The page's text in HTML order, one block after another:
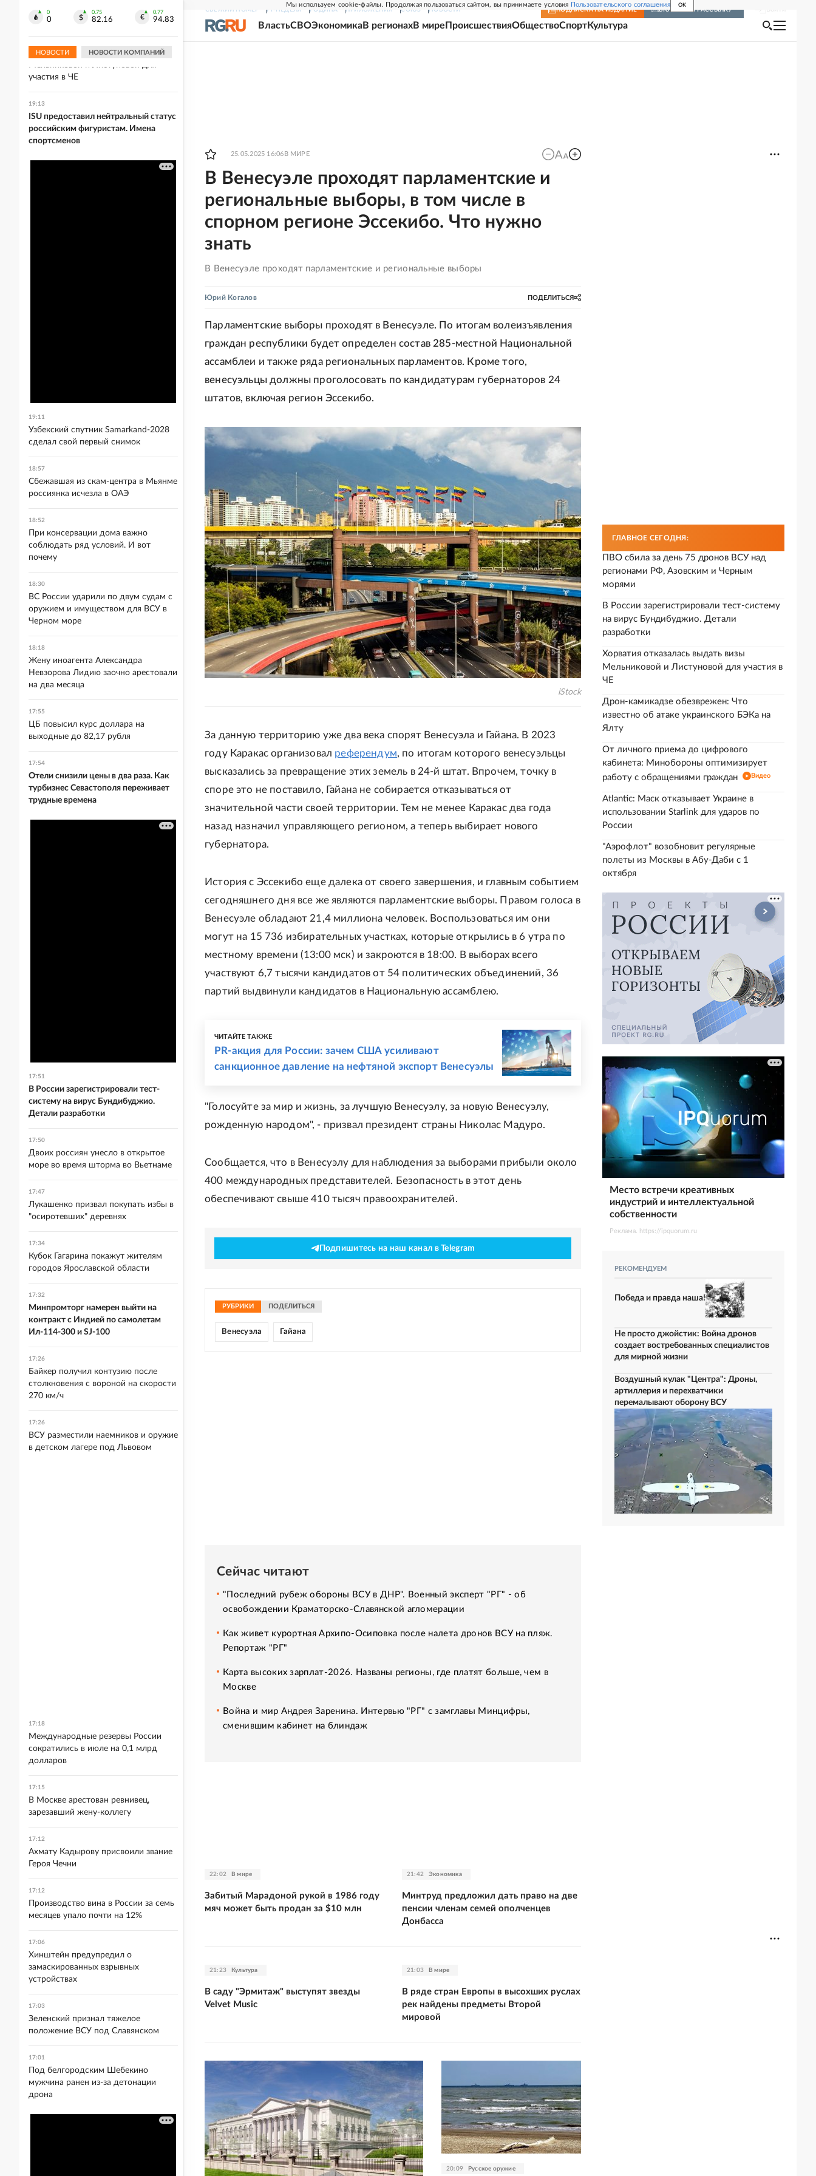
Мы используем cookie-файлы. Продолжая пользоваться сайтом, вы принимаете условия Пользовательского соглашения OK
СВЕЖИЙ НОМЕР РГ-НЕДЕЛЯ РОДИНА ПРИЛОЖЕНИЯ СОЮЗ НОВОСТИ ПОДПИСКА НА ИЗДАНИЕ ВКЛЮЧИТЬ РАССЫЛКУ
ВластьСВОЭкономикаВ регионахВ мире ПроисшествияОбществоСпортКультура
25.05.2025 16:06 В МИРЕ
В Венесуэле проходят парламентские и
региональные выборы, в том числе в
спорном регионе Эссекибо. Что нужно
знать
В Венесуэле проходят парламентские и региональные выборы
Юрий Когалов ПОДЕЛИТЬСЯ
Парламентские выборы проходят в Венесуэле. По итогам волеизъявления
граждан республики будет определен состав 285-местной Национальной
ассамблеи и также ряда региональных парламентов. Кроме того,
венесуэльцы должны проголосовать по кандидатурам губернаторов 24
штатов, включая регион Эссекибо.
iStock
За данную территорию уже два века спорят Венесуэла и Гайана. В 2023
году Каракас организовал референдум, по итогам которого венесуэльцы
высказались за превращение этих земель в 24-й штат. Впрочем, точку в
споре это не поставило, Гайана не собирается отказываться от
значительной части своей территории. Тем не менее Каракас два года
назад назначил управляющего регионом, а теперь выбирает нового
губернатора.
История с Эссекибо еще далека от своего завершения, и главным событием
сегодняшнего дня все же являются парламентские выборы. Правом голоса в
Венесуэле обладают 21,4 миллиона человек. Воспользоваться им они
могут на 15 736 избирательных участках, которые открылись в 6 утра по
местному времени (13:00 мск) и закроются в 18:00. В выборах всего
участвуют 6,7 тысячи кандидатов от 54 политических объединений, 36
партий выдвинули кандидатов в Национальную ассамблею.
ЧИТАЙТЕ ТАКЖЕ
PR-акция для России: зачем США усиливают
санкционное давление на нефтяной экспорт Венесуэлы
"Голосуйте за мир и жизнь, за лучшую Венесуэлу, за новую Венесуэлу,
рожденную народом", - призвал президент страны Николас Мадуро.
Сообщается, что в Венесуэлу для наблюдения за выборами прибыли около
400 международных представителей. Безопасность в этот день
обеспечивают свыше 410 тысяч правоохранителей.
Подпишитесь на наш канал в Telegram
РУБРИКИ ПОДЕЛИТЬСЯ
Венесуэла Гайана
Сейчас читают
"Последний рубеж обороны ВСУ в ДНР". Военный эксперт "РГ" - об
освобождении Краматорско-Славянской агломерации
Как живет курортная Архипо-Осиповка после налета дронов ВСУ на пляж.
Репортаж "РГ"
Карта высоких зарплат-2026. Названы регионы, где платят больше, чем в
Москве
Война и мир Андрея Заренина. Интервью "РГ" с замглавы Минцифры,
сменившим кабинет на блиндаж
22:02 В мире
Забитый Марадоной рукой в 1986 году
мяч может быть продан за $10 млн
21:42 Экономика
Минтруд предложил дать право на две
пенсии членам семей ополченцев
Донбасса
21:23 Культура
В саду "Эрмитаж" выступят звезды
Velvet Music
21:03 В мире
В ряде стран Европы в высохших руслах
рек найдены предметы Второй
мировой
20:09 Русское оружие
ГЛАВНОЕ СЕГОДНЯ:
ПВО сбила за день 75 дронов ВСУ над
регионами РФ, Азовским и Черным
морями
В России зарегистрировали тест-систему
на вирус Бундибуджио. Детали
разработки
Хорватия отказалась выдать визы
Мельниковой и Листуновой для участия в
ЧЕ
Дрон-камикадзе обезврежен: Что
известно об атаке украинского БЭКа на
Ялту
От личного приема до цифрового
кабинета: Минобороны оптимизирует
работу с обращениями граждан
Видео
Atlantic: Маск отказывает Украине в
использовании Starlink для ударов по
России
"Аэрофлот" возобновит регулярные
полеты из Москвы в Абу-Даби с 1
октября
Место встречи креативных
индустрий и интеллектуальной
собственности
Реклама. https://ipquorum.ru
РЕКОМЕНДУЕМ
Победа и правда наша!
Не просто джойстик: Война дронов
создает востребованных специалистов
для мирной жизни
Воздушный кулак "Центра": Дроны,
артиллерия и перехватчики
перемалывают оборону ВСУ
0
0
0.75
82.16
0.77
94.83
НОВОСТИ НОВОСТИ КОМПАНИЙ
крупнейшем складе
Хорватия отказалась выдать визы
Мельниковой и Листуновой для
участия в ЧЕ
19:13
ISU предоставил нейтральный статус
российским фигуристам. Имена
спортсменов
19:11
Узбекский спутник Samarkand-2028
сделал свой первый снимок
18:57
Сбежавшая из скам-центра в Мьянме
россиянка исчезла в ОАЭ
18:52
При консервации дома важно
соблюдать ряд условий. И вот
почему
18:30
ВС России ударили по двум судам с
оружием и имуществом для ВСУ в
Черном море
18:18
Жену иноагента Александра
Невзорова Лидию заочно арестовали
на два месяца
17:55
ЦБ повысил курс доллара на
выходные до 82,17 рубля
17:54
Отели снизили цены в два раза. Как
турбизнес Севастополя переживает
трудные времена
17:51
В России зарегистрировали тест-
систему на вирус Бундибуджио.
Детали разработки
17:50
Двоих россиян унесло в открытое
море во время шторма во Вьетнаме
17:47
Лукашенко призвал покупать избы в
"осиротевших" деревнях
17:34
Кубок Гагарина покажут жителям
городов Ярославской области
17:32
Минпромторг намерен выйти на
контракт с Индией по самолетам
Ил-114-300 и SJ-100
17:26
Байкер получил контузию после
столкновения с вороной на скорости
270 км/ч
17:26
ВСУ разместили наемников и оружие
в детском лагере под Львовом
17:18
Международные резервы России
сократились в июле на 0,1 млрд
долларов
17:15
В Москве арестован ревнивец,
зарезавший жену-коллегу
17:12
Ахмату Кадырову присвоили звание
Героя Чечни
17:12
Производство вина в России за семь
месяцев упало почти на 12%
17:06
Хинштейн предупредил о
замаскированных взрывных
устройствах
17:03
Зеленский признал тяжелое
положение ВСУ под Славянском
17:01
Под белгородским Шебекино
мужчина ранен из-за детонации
дрона